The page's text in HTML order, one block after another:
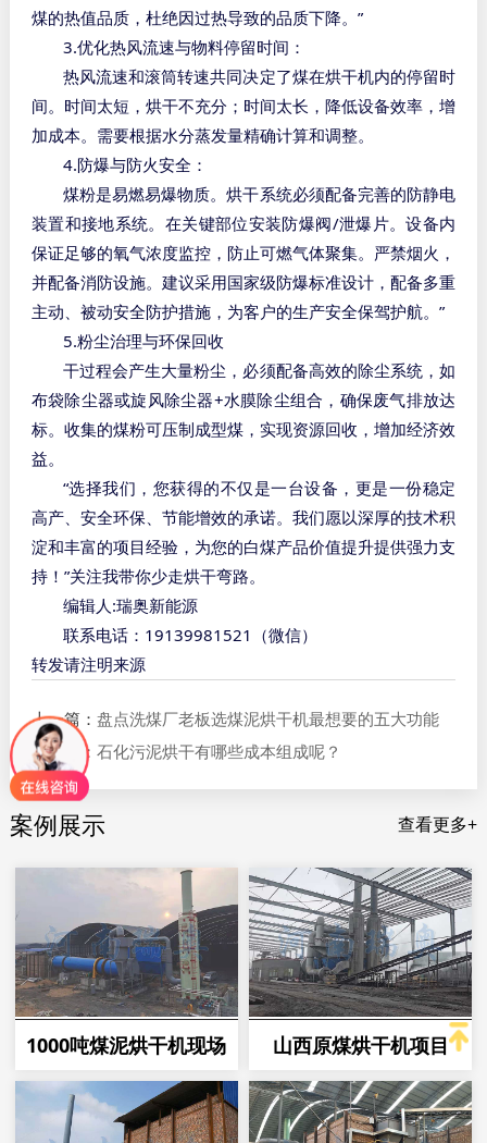
煤的热值品质，杜绝因过热导致的品质下降。 ”
3.优化热风流速与物料停留时间：
热风流速和滚筒转速共同决定了煤在烘干机内的停留时
间。时间太短，烘干不充分；时间太长，降低设备效率，增
加成本。需要根据水分蒸发量精确计算和调整。
4.防爆与防火安全：
煤粉是易燃易爆物质。烘干系统必须配备完善的防静电
装置和接地系统。在关键部位安装防爆阀/泄爆片。设备内
保证足够的氧气浓度监控，防止可燃气体聚集。严禁烟火，
并配备消防设施。建议采用国家级防爆标准设计，配备多重
主动、被动安全防护措施，为客户的生产安全保驾护航。 ”
5.粉尘治理与环保回收
干过程会产生大量粉尘，必须配备高效的除尘系统，如
布袋除尘器或旋风除尘器+水膜除尘组合，确保废气排放达
标。收集的煤粉可压制成型煤，实现资源回收，增加经济效
益。
“选择我们，您获得的不仅是一台设备，更是一份稳定
高产、安全环保、节能增效的承诺。我们愿以深厚的技术积
淀和丰富的项目经验，为您的白煤产品价值提升提供强力支
持！ ”关注我带你少走烘干弯路。
编辑人:瑞奥新能源
联系电话： 19139981521
（微信）
转发请注明来源
上一篇： 盘点洗煤厂老板选煤泥烘干机最想要的五大功能
下一篇： 石化污泥烘干有哪些成本组成呢？
案例展示 查看更多+
1000吨煤泥烘干机现场 山西原煤烘干机项目